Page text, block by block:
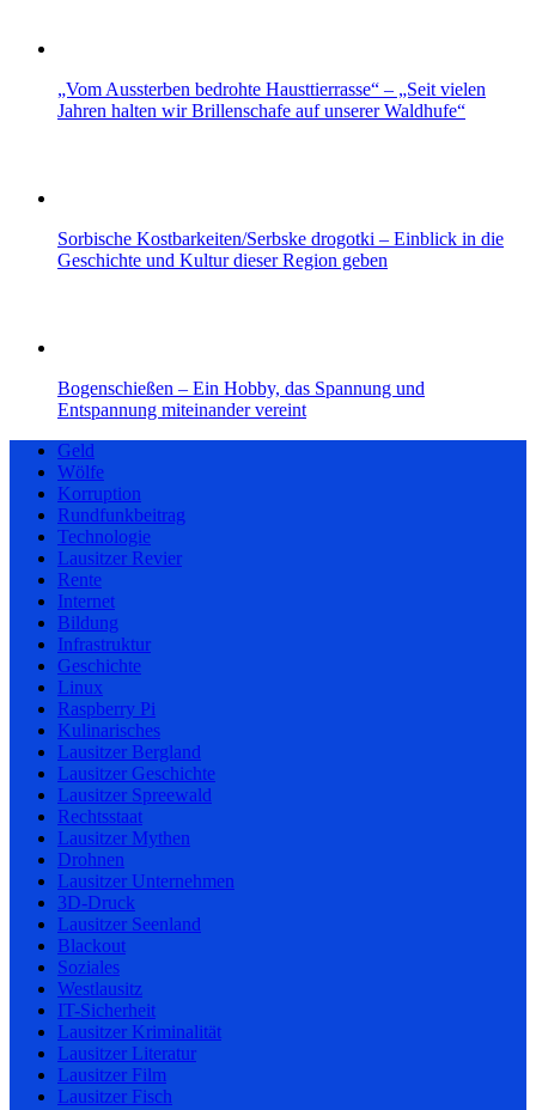
„Vom Aussterben bedrohte Hausttierrasse“ – „Seit vielen
Jahren halten wir Brillenschafe auf unserer Waldhufe“
Sorbische Kostbarkeiten/Serbske drogotki – Einblick in die
Geschichte und Kultur dieser Region geben
Bogenschießen – Ein Hobby, das Spannung und
Entspannung miteinander vereint
Geld
Wölfe
Korruption
Rundfunkbeitrag
Technologie
Lausitzer Revier
Rente
Internet
Bildung
Infrastruktur
Geschichte
Linux
Raspberry Pi
Kulinarisches
Lausitzer Bergland
Lausitzer Geschichte
Lausitzer Spreewald
Rechtsstaat
Lausitzer Mythen
Drohnen
Lausitzer Unternehmen
3D-Druck
Lausitzer Seenland
Blackout
Soziales
Westlausitz
IT-Sicherheit
Lausitzer Kriminalität
Lausitzer Literatur
Lausitzer Film
Lausitzer Fisch